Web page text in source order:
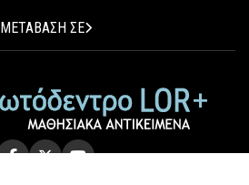
ΜΕΤΑΒΑΣΗ ΣΕ